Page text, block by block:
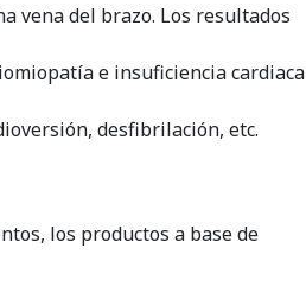
vena del brazo. Los resultados
e insuficiencia cardiaca
desfibrilación, etc.
los productos a base de